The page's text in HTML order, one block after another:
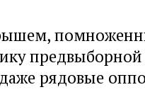
рядовые